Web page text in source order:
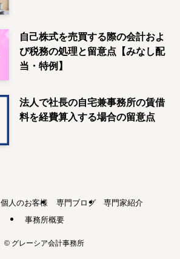
自己株式を売買する際の会計およ
び税務の処理と留意点【みなし配
当・特例】
法人で社長の自宅兼事務所の賃借
料を経費算入する場合の留意点
個人のお客様 専門ブログ
専門家紹介
事務所概要
© グレーシア会計事務所